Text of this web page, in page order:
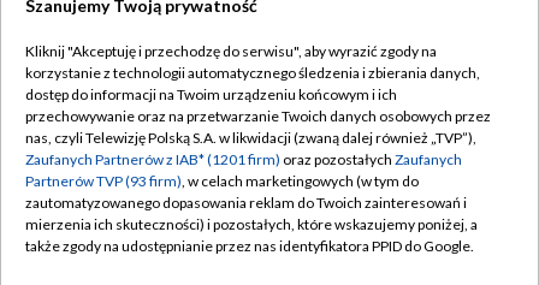
TVP
Abonament TVP
Emisja w TVP
Centrum informacji TVP
Naziemna Telewizja Cyfrowa
Regulamin TVP
Polityka prywatności
Moje zgody
Pomoc
Szanujemy Twoją prywatność
Kliknij "Akceptuję i przechodzę do serwisu", aby wyrazić zgody na
korzystanie z technologii automatycznego śledzenia i zbierania danych,
dostęp do informacji na Twoim urządzeniu końcowym i ich
przechowywanie oraz na przetwarzanie Twoich danych osobowych przez
nas, czyli Telewizję Polską S.A. w likwidacji (zwaną dalej również „TVP”),
Zaufanych Partnerów z IAB* (1201 firm) oraz pozostałych Zaufanych
Partnerów TVP (93 firm), w celach marketingowych (w tym do
zautomatyzowanego dopasowania reklam do Twoich zainteresowań i
mierzenia ich skuteczności) i pozostałych, które wskazujemy poniżej, a
także zgody na udostępnianie przez nas identyfikatora PPID do Google.